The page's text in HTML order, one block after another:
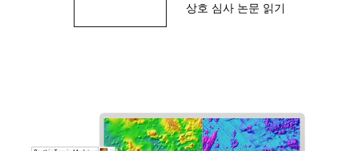
상호 심사 논문 읽기